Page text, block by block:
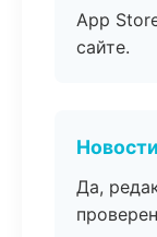
App
сайте.
Да,